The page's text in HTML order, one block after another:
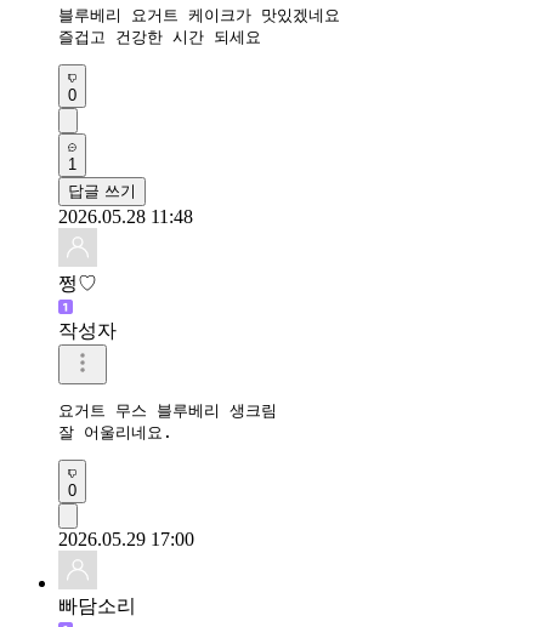
블루베리 요거트 케이크가 맛있겠네요
즐겁고 건강한 시간 되세요
0
1
답글 쓰기
2026.05.28 11:48
쩡♡
작성자
요거트 무스 블루베리 생크림
잘 어울리네요.
0
2026.05.29 17:00
빠담소리